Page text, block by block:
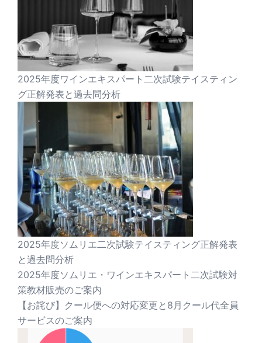
2025年度ワインエキスパート二次試験テイスティン
グ正解発表と過去問分析
2025年度ソムリエ二次試験テイスティング正解発表
と過去問分析
2025年度ソムリエ・ワインエキスパート二次試験対
策教材販売のご案内
【お詫び】クール便への対応変更と8月クール代全員
サービスのご案内